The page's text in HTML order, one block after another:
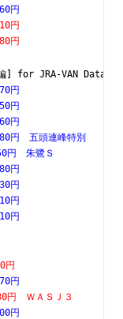
7460円
13210円
74780円
編] for JRA-VAN Data
5070円
7150円
7460円
　五頭連峰特別
円　朱鷺Ｓ
6180円
6530円
6510円
5610円
900円
5070円
　ＷＡＳＪ３
6100円